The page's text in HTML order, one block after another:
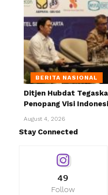
BERITA NASIONAL
Ditjen Hubdat
Penopang Visi
August 4, 2026
Stay Connected
49
Follow